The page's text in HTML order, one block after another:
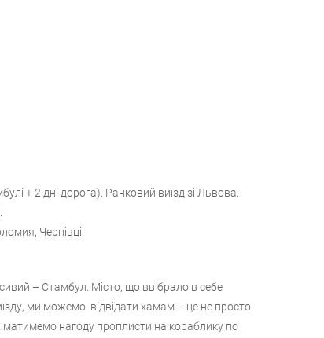
+ 2 дні дорога). Ранковий виїзд зі Львова.
Чернівці.
– Стамбул. Місто, що ввібрало в себе
ми можемо відвідати хамам – це не просто
матимемо нагоду проплисти на кораблику по